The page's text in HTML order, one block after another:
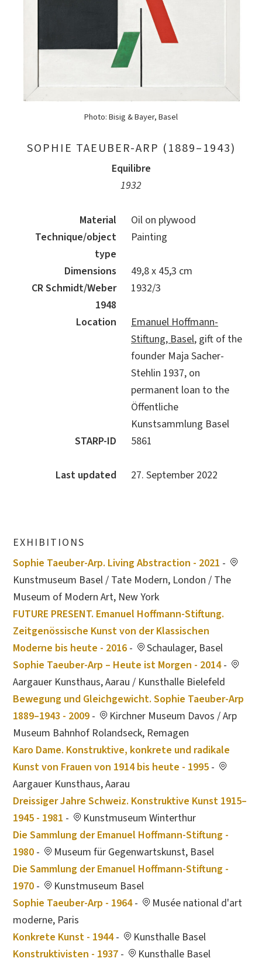
Photo: Bisig & Bayer, Basel
SOPHIE TAEUBER-ARP (1889–1943)
Equilibre
1932
Material
Oil on plywood
Technique/object
type
Painting
Dimensions
49,8 x 45,3 cm
CR Schmidt/Weber
1948
1932/3
Location
Emanuel Hoffmann-
Stiftung, Basel, gift of the
founder Maja Sacher-
Stehlin 1937, on
permanent loan to the
Öffentliche
Kunstsammlung Basel
STARP-ID
5861
Last updated 27. September 2022
EXHIBITIONS
Sophie Taeuber-Arp. Living Abstraction - 2021 -
Kunstmuseum Basel / Tate Modern, London / The
Museum of Modern Art, New York
FUTURE PRESENT. Emanuel Hoffmann-Stiftung.
Zeitgenössische Kunst von der Klassischen
Moderne bis heute - 2016 -
Schaulager, Basel
Sophie Taeuber-Arp – Heute ist Morgen - 2014-
Aargauer Kunsthaus, Aarau / Kunsthalle Bielefeld
Bewegung und Gleichgewicht. Sophie Taeuber-Arp
1889–1943 - 2009 -
Kirchner Museum Davos / Arp
Museum Bahnhof Rolandseck, Remagen
Karo Dame. Konstruktive, konkrete und radikale
Kunst von Frauen von 1914 bis heute - 1995 -
Aargauer Kunsthaus, Aarau
Dreissiger Jahre Schweiz. Konstruktive Kunst 1915–
1945 - 1981 -
Kunstmuseum Winterthur
Die Sammlung der Emanuel Hoffmann-Stiftung -
1980 -
Museum für Gegenwartskunst, Basel
Die Sammlung der Emanuel Hoffmann-Stiftung -
1970 -
Kunstmuseum Basel
Sophie Taeuber-Arp - 1964-
Musée national d'art
moderne, Paris
Konkrete Kunst - 1944-
Kunsthalle Basel
Konstruktivisten - 1937 - Kunsthalle Basel